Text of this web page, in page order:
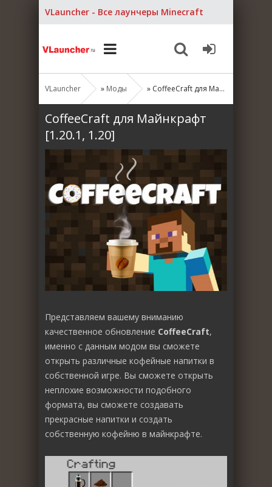
VLauncher - Все лаунчеры Minecraft
VLauncher » Моды » CoffeeCraft для Майнкрафт [1.20.1, 1.20]
CoffeeCraft для Майнкрафт
[1.20.1, 1.20]
Представляем вашему вниманию
качественное обновление CoffeeCraft,
именно с данным модом вы сможете
открыть различные кофейные напитки в
собственной игре. Вы сможете открыть
неплохие возможности подобного
формата, вы сможете создавать
прекрасные напитки и создать
собственную кофейню в майнкрафте.